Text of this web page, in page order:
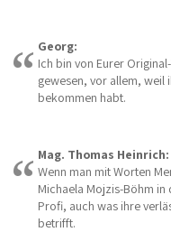
Georg:
Ich bin von Eurer
gewesen, vor allem, weil
bekommen habt.
Mag. Thomas Heinrich:
Wenn man mit Worten
Michaela Mojzis-Böhm
Profi, auch was ihre
betrifft.